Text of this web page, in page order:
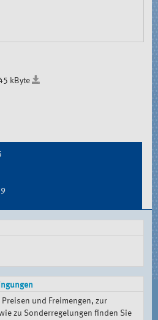
kByte
und Freimengen, zur
zu Sonderregelungen finden Sie